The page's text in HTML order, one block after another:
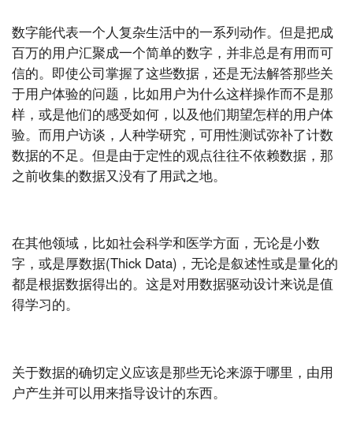
数字能代表一个人复杂生活中的一系列动作。但是把成
百万的用户汇聚成一个简单的数字，并非总是有用而可
信的。即使公司掌握了这些数据，还是无法解答那些关
于用户体验的问题，比如用户为什么这样操作而不是那
样，或是他们的感受如何，以及他们期望怎样的用户体
验。而用户访谈，人种学研究，可用性测试弥补了计数
数据的不足。但是由于定性的观点往往不依赖数据，那
之前收集的数据又没有了用武之地。
在其他领域，比如社会科学和医学方面，无论是小数
字，或是厚数据(Thick Data)，无论是叙述性或是量化的
都是根据数据得出的。这是对用数据驱动设计来说是值
得学习的。
关于数据的确切定义应该是那些无论来源于哪里，由用
户产生并可以用来指导设计的东西。